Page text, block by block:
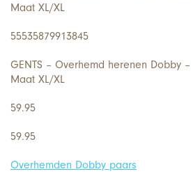
Maat XL/XL
55535879913845
GENTS – Overhemd herenen Dobby
Maat XL/XL
59.95
59.95
Overhemden Dobby paars